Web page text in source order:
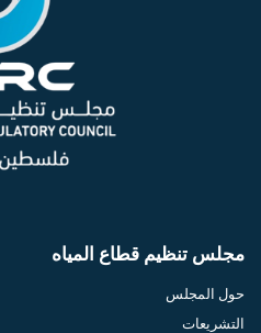
مجلس تنظيم قطاع المياه
حول المجلس
التشريعات